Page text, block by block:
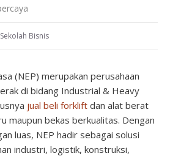
Sekolah Bisnis
(NEP) merupakan perusahaan
di bidang Industrial & Heavy
jual beli forklift dan alat berat
maupun bekas berkualitas. Dengan
luas, NEP hadir sebagai solusi
industri, logistik, konstruksi,